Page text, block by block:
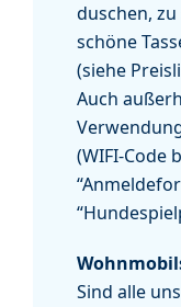
duschen,
schöne
(siehe
Auch
(WIFI-Code
Sind alle